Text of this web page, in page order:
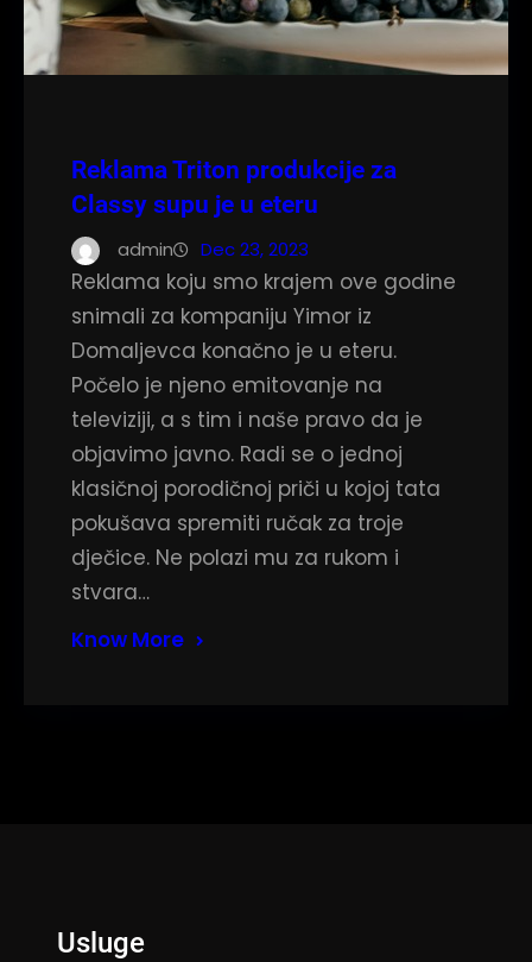
Reklama Triton produkcije za
Classy supu je u eteru
admin Dec 23, 2023
Reklama koju smo krajem ove godine
snimali za kompaniju Yimor iz
Domaljevca konačno je u eteru.
Počelo je njeno emitovanje na
televiziji, a s tim i naše pravo da je
objavimo javno. Radi se o jednoj
klasičnoj porodičnoj priči u kojoj tata
pokušava spremiti ručak za troje
dječice. Ne polazi mu za rukom i
stvara…
Know More
Usluge